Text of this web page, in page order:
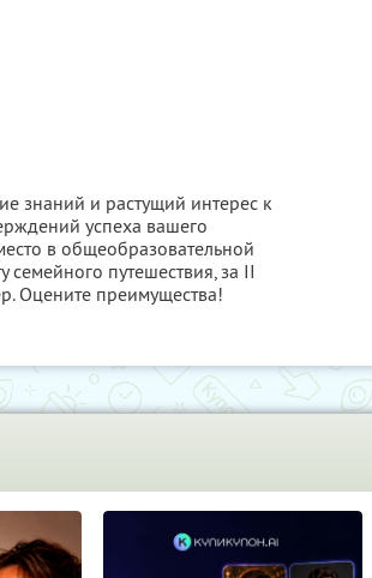
знаний и растущий интерес к
успеха вашего
в общеобразовательной
путешествия, за II
Оцените преимущества!